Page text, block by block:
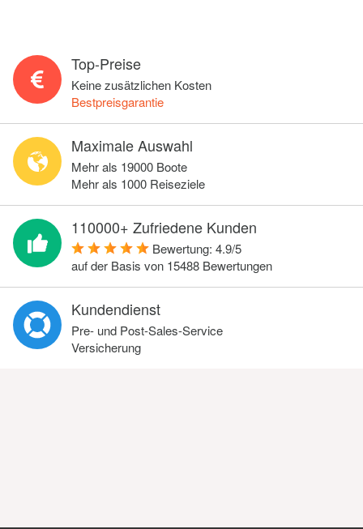
Top-Preise
Keine zusätzlichen Kosten
Bestpreisgarantie
Maximale Auswahl
Mehr als 19000 Boote
Mehr als 1000 Reiseziele
110000+ Zufriedene Kunden
Bewertung: 4.9/5
auf der Basis von 15488 Bewertungen
Kundendienst
Pre- und Post-Sales-Service
Versicherung